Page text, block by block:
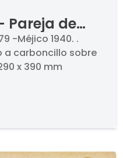
- Pareja de
.
a carboncillo sobre
x 390 mm